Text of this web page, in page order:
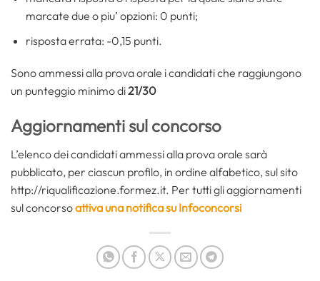
marcate due o piu’ opzioni: 0 punti;
risposta errata: -0,15 punti.
Sono ammessi alla prova orale i candidati che raggiungono
un punteggio minimo di21/30
Aggiornamenti sul concorso
L’elenco dei candidati ammessi alla prova orale sarà
pubblicato, per ciascun profilo, in ordine alfabetico, sul sito
http://riqualificazione.formez.it. Per tutti gli aggiornamenti
sul concorsoattiva una notifica su Infoconcorsi